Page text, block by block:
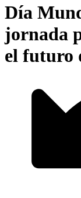
Día
jornada
el futuro